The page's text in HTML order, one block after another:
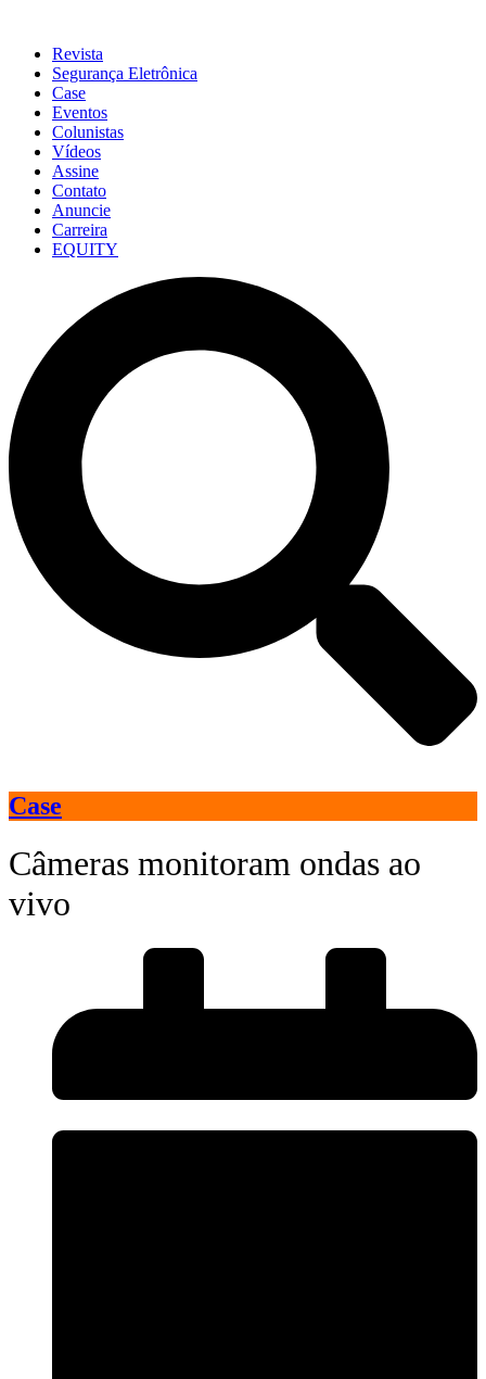
Revista
Segurança Eletrônica
Case
Eventos
Colunistas
Vídeos
Assine
Contato
Anuncie
Carreira
EQUITY
Case
Câmeras monitoram ondas ao
vivo